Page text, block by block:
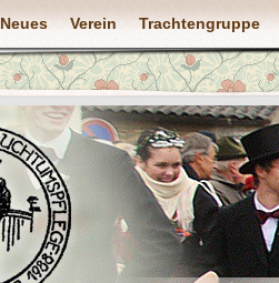
Neues Verein Trachtengruppe